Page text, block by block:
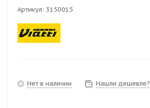
Артикул: 3150015
Нет в наличии Нашли дешевле?